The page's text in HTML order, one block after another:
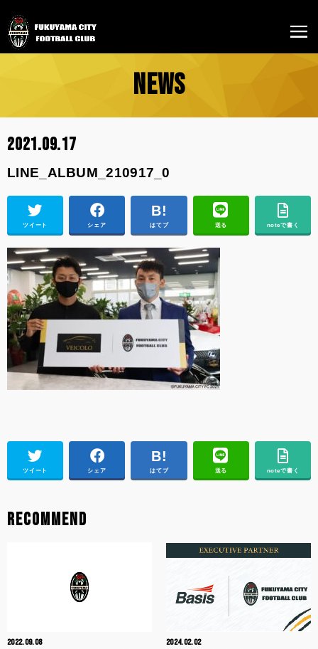
NEWS
2021.09.17
LINE_ALBUM_210917_0
ツイート シェア はてブ 送る noteで書く
ツイート シェア はてブ 送る noteで書く
RECOMMEND
2022.09.08 2024.02.02